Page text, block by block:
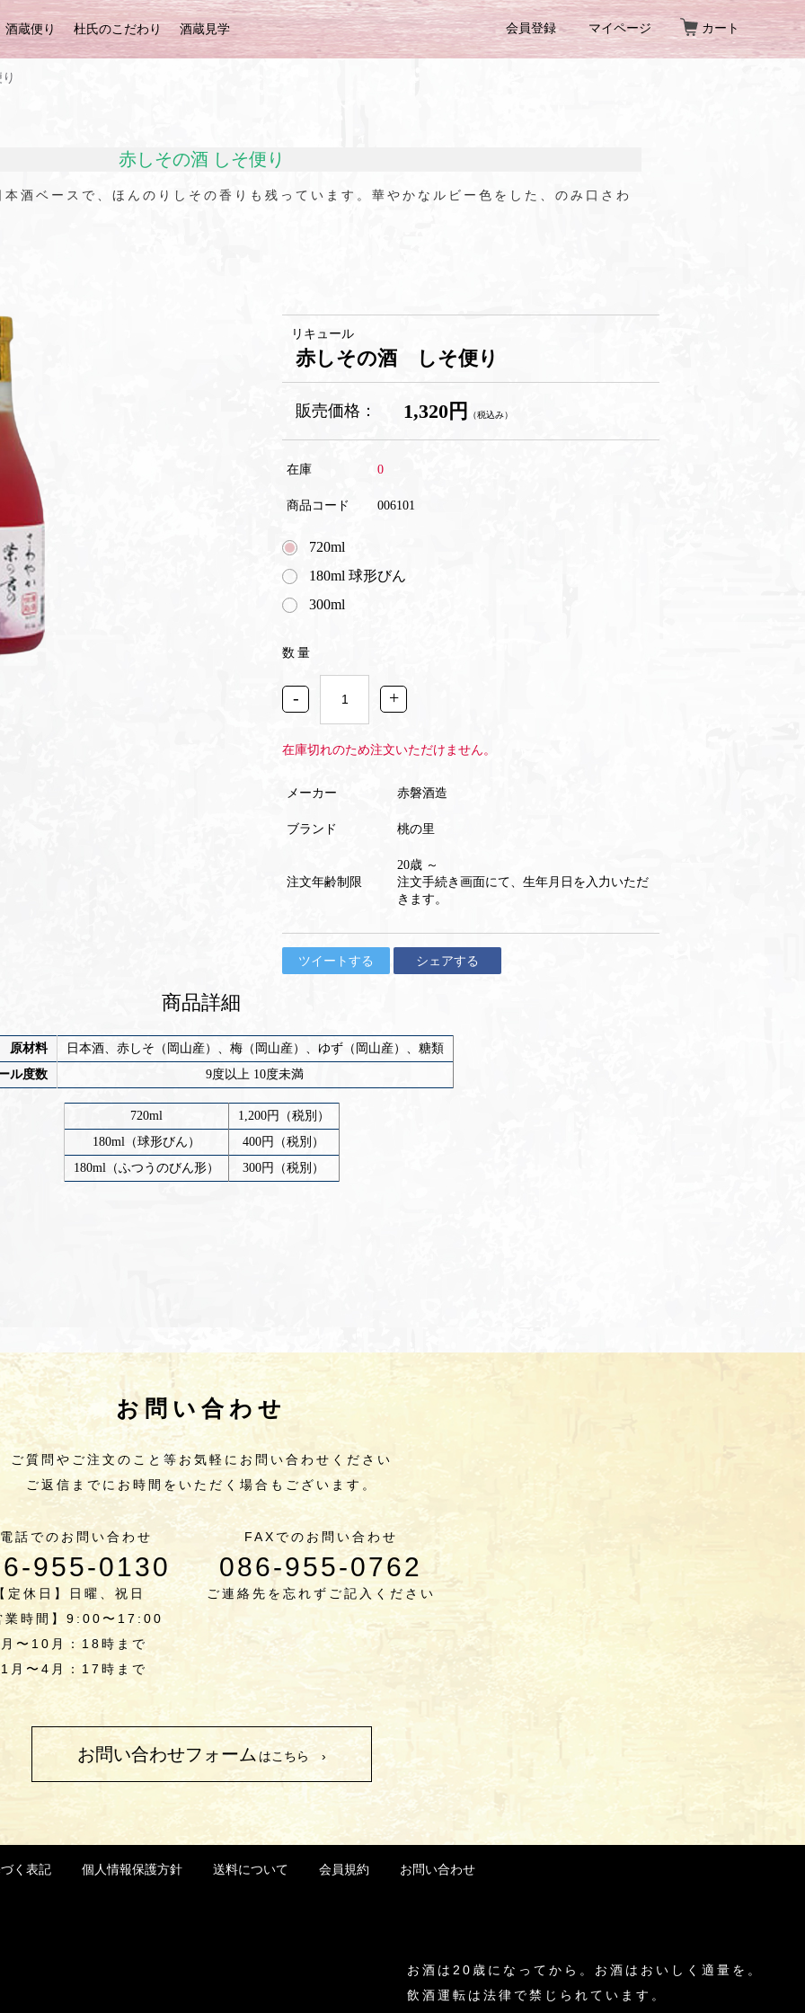
酒蔵便り 杜氏のこだわり 酒蔵見学 会員登録 マイページ カート
赤しその酒 しそ便り
酒ベースで、ほんのりしその香りも残っています。華やかなルビー色をした、のみ口さわ
リキュール
赤しその酒 しそ便り
販売価格： 1,320円 （税込み）
在庫 0
商品コード 006101
720ml
180ml 球形びん
300ml
数量
- +
在庫切れのため注文いただけません。
メーカー 赤磐酒造
ブランド 桃の里
注文年齢制限
20歳 ～
注文手続き画面にて、生年月日を入力いただ
きます。
ツイートする シェアする
商品詳細
原材料
日本酒、赤しそ（岡山産）、梅（岡山産）、ゆず（岡山産）、糖類
ル度数
9度以上 10度未満
720ml
1,200円（税別）
180ml（球形びん）
400円（税別）
180ml（ふつうのびん形）
300円（税別）
お問い合わせ
ご質問やご注文のこと等お気軽にお問い合わせください
ご返信までにお時間をいただく場合もございます。
話でのお問い合わせ
955-0130
定休日】日曜、祝日
業時間】9:00〜17:00
〜10月：18時まで
月〜4月：17時まで
FAXでのお問い合わせ
086-955-0762
ご連絡先を忘れずご記入ください
お問い合わせフォームはこちら ›
く表記 個人情報保護方針 送料について 会員規約 お問い合わせ
お酒は20歳になってから。 お酒はおいしく適量を。
飲酒運転は法律で禁じられています。